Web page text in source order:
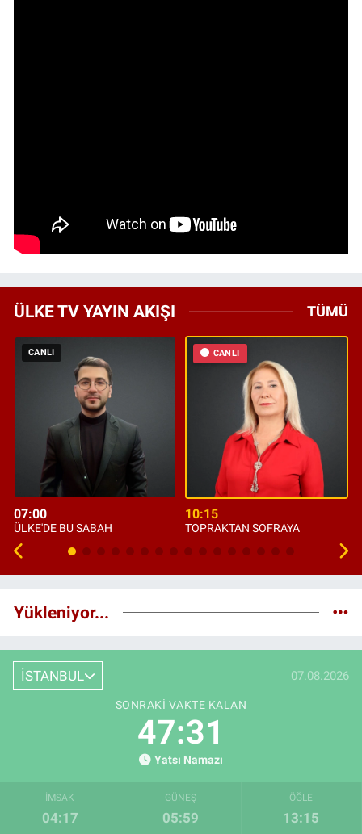
ÜLKE TV YAYIN AKIŞI TÜMÜ
CANLI
07:00
ÜLKE'DE BU SABAH
CANLI
10:15
TOPRAKTAN SOFRAYA
Yükleniyor...
İSTANBUL 07.08.2026
SONRAKI VAKTE KALAN
47:30
Yatsı Namazı
İMSAK
04:17
GÜNEŞ
05:59
ÖĞLE
13:15